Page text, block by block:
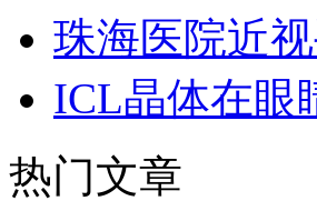
珠海医院近
ICL晶体在眼
热门文章